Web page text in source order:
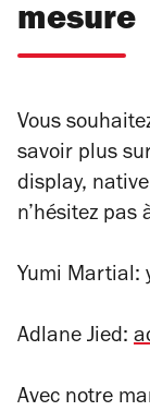
mesure
Vous
savoir plus
display,
n’hésitez pas
Yumi Martial:
Adlane Jied:
Avec notre